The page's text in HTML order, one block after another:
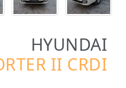
HYUNDAI
II CRDI